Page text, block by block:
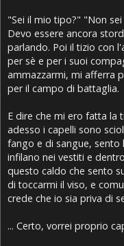
"Sei il mio tipo?" "Non
Devo essere ancora
parlando. Poi il tizio con
per sè e per i suoi
ammazzarmi, mi afferra
per il campo di battaglia.
E dire che mi ero fatta la
adesso i capelli sono
fango e di sangue, sento
infilano nei vestiti e
questo caldo che sento
di toccarmi il viso, e
crede che io sia priva di
... Certo, vorrei proprio